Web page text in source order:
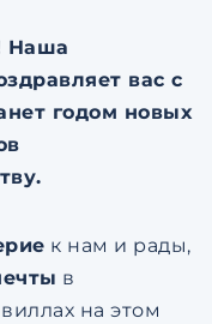
Наша
вас с
годом новых
к нам и рады,
в
на этом